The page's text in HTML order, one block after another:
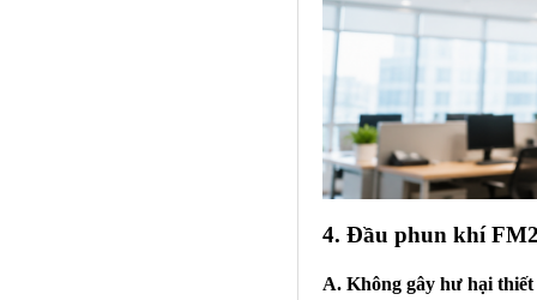
4. Đầu phun khí
A. Không gây hư hại